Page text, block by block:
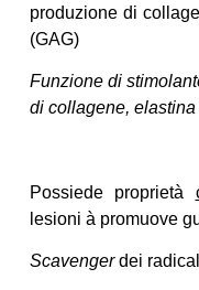
Funzione di
di collagene,
Possiede proprietà
lesioni à promuove
Scavengerdei